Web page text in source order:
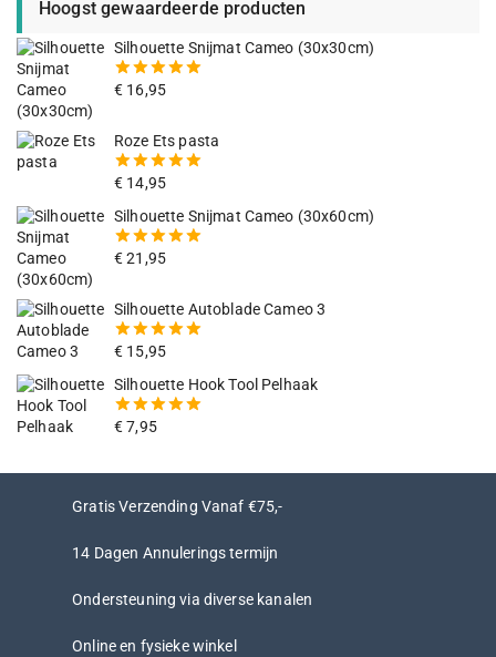
Hoogst gewaardeerde producten
Silhouette Snijmat Cameo (30x30cm)
5.00van
€ 16,95
Roze Ets pasta
5.00van
€ 14,95
Silhouette Snijmat Cameo (30x60cm)
5.00 van
€21,95
Silhouette Autoblade Cameo 3
5.00van
€ 15,95
Silhouette Hook Tool Pelhaak
5.00van
€7,95
Gratis Verzending Vanaf €75,-
14 Dagen Annulerings termijn
Ondersteuning via diverse kanalen
Online en fysieke winkel